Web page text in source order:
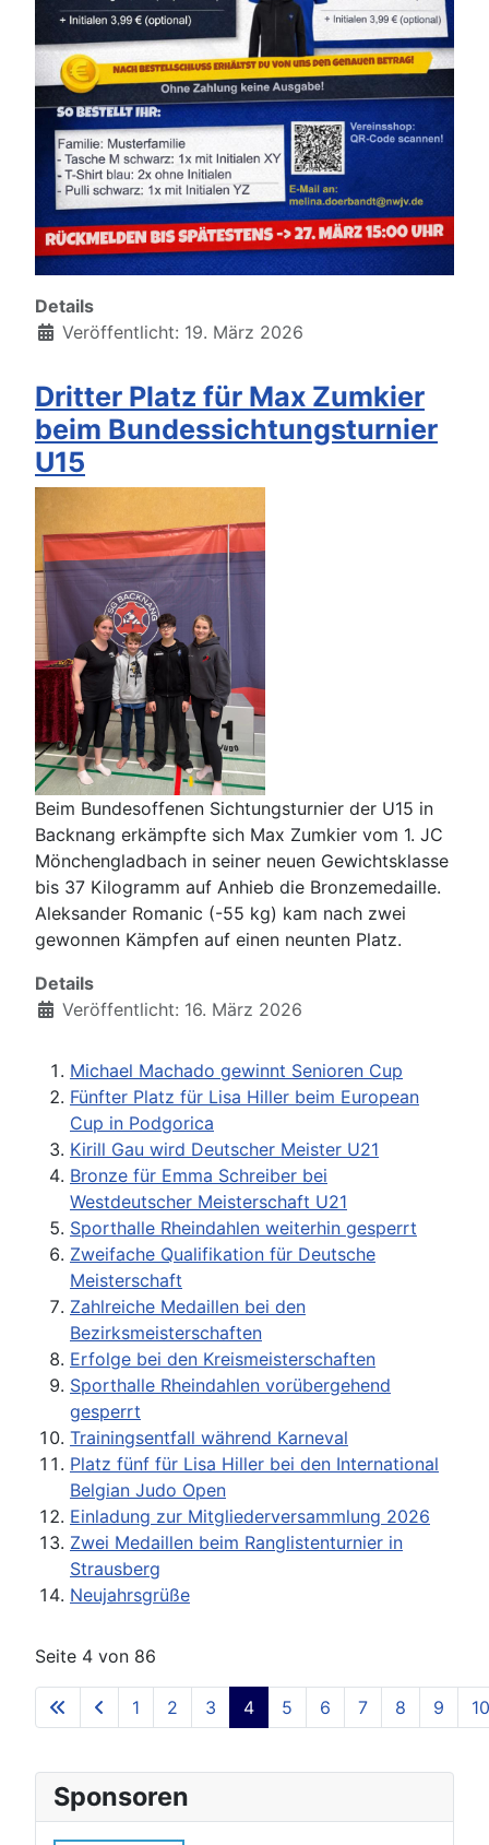
Details
Veröffentlicht: 19. März 2026
Dritter Platz für Max Zumkier
beim Bundessichtungsturnier
U15
Beim Bundesoffenen Sichtungsturnier der U15 in
Backnang erkämpfte sich Max Zumkier vom 1. JC
Mönchengladbach in seiner neuen Gewichtsklasse
bis 37 Kilogramm auf Anhieb die Bronzemedaille.
Aleksander Romanic (-55 kg) kam nach zwei
gewonnen Kämpfen auf einen neunten Platz.
Details
Veröffentlicht: 16. März 2026
Michael Machado gewinnt Senioren Cup
Fünfter Platz für Lisa Hiller beim European
Cup in Podgorica
Kirill Gau wird Deutscher Meister U21
Bronze für Emma Schreiber bei
Westdeutscher Meisterschaft U21
Sporthalle Rheindahlen weiterhin gesperrt
Zweifache Qualifikation für Deutsche
Meisterschaft
Zahlreiche Medaillen bei den
Bezirksmeisterschaften
Erfolge bei den Kreismeisterschaften
Sporthalle Rheindahlen vorübergehend
gesperrt
Trainingsentfall während Karneval
Platz fünf für Lisa Hiller bei den International
Belgian Judo Open
Einladung zur Mitgliederversammlung 2026
Zwei Medaillen beim Ranglistenturnier in
Strausberg
Neujahrsgrüße
Seite 4 von 86
1 2 3 4 5 6 7 8 9 10
Sponsoren